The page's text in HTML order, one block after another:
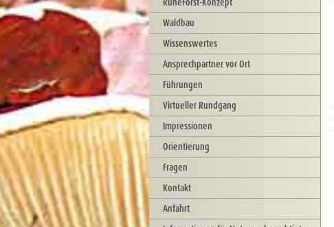
Waldbau
Wissenswertes
Ansprechpartner vor Ort
Führungen
Virtueller Rundgang
Impressionen
Orientierung
Fragen
Kontakt
Anfahrt